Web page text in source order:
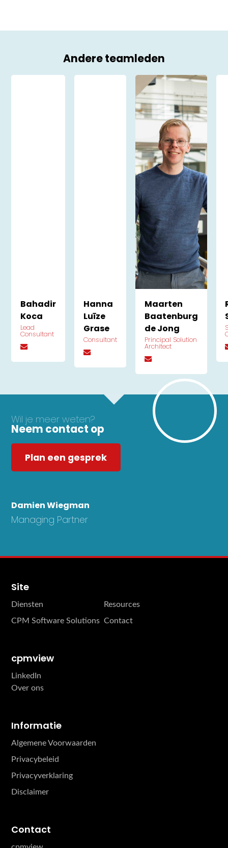
Andere teamleden
Bahadir
Koca
Lead
Consultant
Hanna
Luīze
Grase
Consultant
Maarten
Baatenburg
de Jong
Principal Solution
Architect
Wil je meer weten?
Neem contact op
Plan een gesprek
Damien Wiegman
Managing Partner
Site
Diensten
Resources
CPM Software Solutions Contact
cpmview
LinkedIn
Over ons
Informatie
Algemene Voorwaarden
Privacybeleid
Privacyverklaring
Disclaimer
Contact